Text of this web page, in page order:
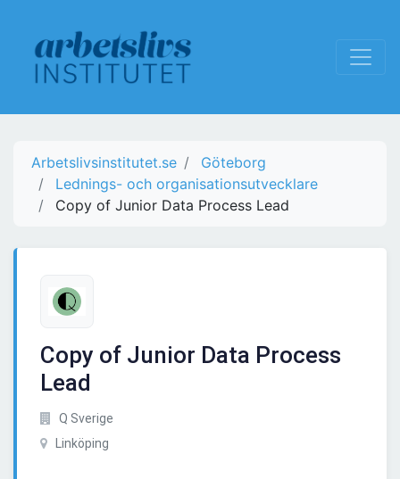
Arbetslivsinstitutet.se
Göteborg
Lednings- och organisationsutvecklare
Copy of Junior Data Process Lead
Copy of Junior Data Process
Lead
Q Sverige
Linköping